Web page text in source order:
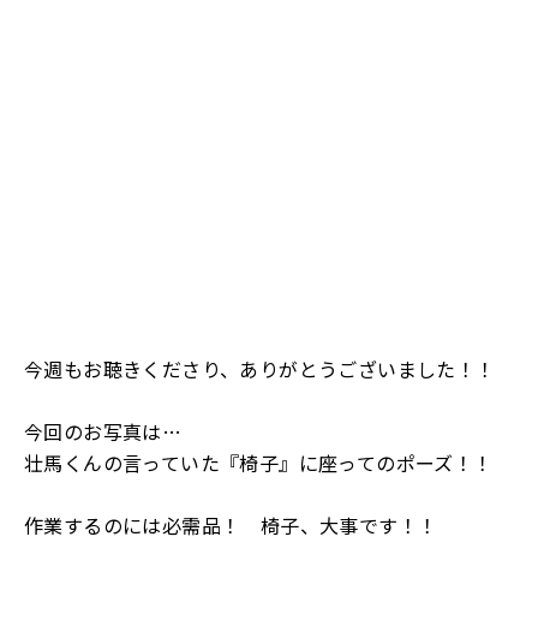
今週もお聴きくださり、ありがとうございました！！
今回のお写真は…
壮馬くんの言っていた『椅子』に座ってのポーズ！！
作業するのには必需品！ 椅子、大事です！！